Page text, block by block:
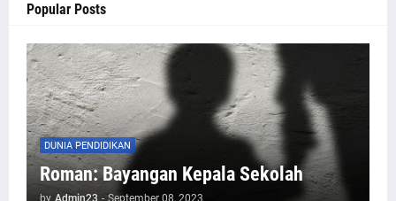
Popular Posts
DUNIA PENDIDIKAN
Roman: Bayangan Kepala Sekolah
by Admin23 - September 08, 2023